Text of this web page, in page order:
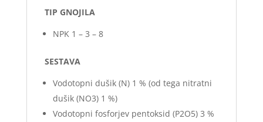
TIP GNOJILA
NPK 1 – 3 – 8
SESTAVA
Vodotopni dušik (N) 1 % (od tega nitratni
dušik (NO3) 1 %)
Vodotopni fosforjev pentoksid (P2O5) 3 %